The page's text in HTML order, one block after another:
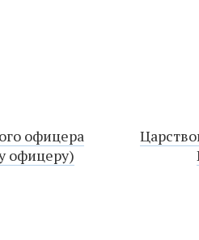
офицера
офицеру)